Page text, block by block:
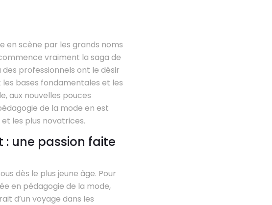
en scène par les grands noms
vraiment la saga de
professionnels ont le désir
bases fondamentales et les
aux nouvelles pouces
de la mode en est
les plus novatrices.
: une passion faite
dès le plus jeune âge. Pour
en pédagogie de la mode,
d’un voyage dans les